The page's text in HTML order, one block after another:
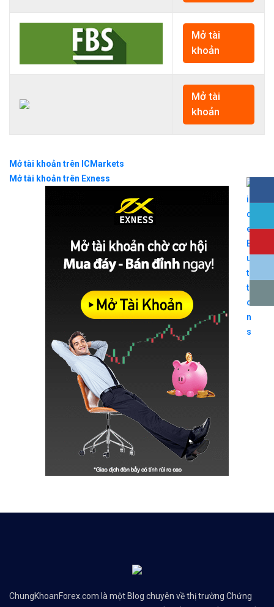
Mở tài
khoản
Mở tài
khoản
Mở tài khoản trên ICMarkets
Mở tài khoản trên Exness
ChungKhoanForex.com là một Blog chuyên về thị trường Chứng